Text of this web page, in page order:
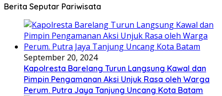
Berita Seputar Pariwisata
September 20, 2024
Kapolresta Barelang Turun Langsung Kawal dan
Pimpin Pengamanan Aksi Unjuk Rasa oleh Warga
Perum. Putra Jaya Tanjung Uncang Kota Batam